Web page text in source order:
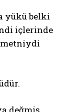
yükü belki
içlerinde